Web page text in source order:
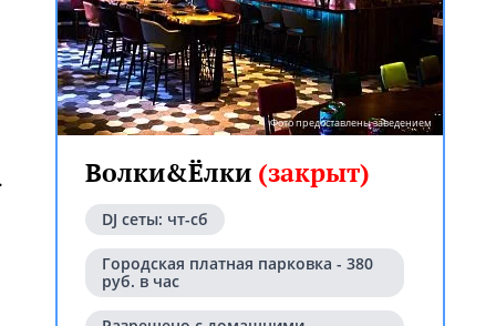
Фото предоставлены заведением
Волки&Ёлки (закрыт)
DJ сеты: чт-сб
Городская платная парковка - 380
руб. в час